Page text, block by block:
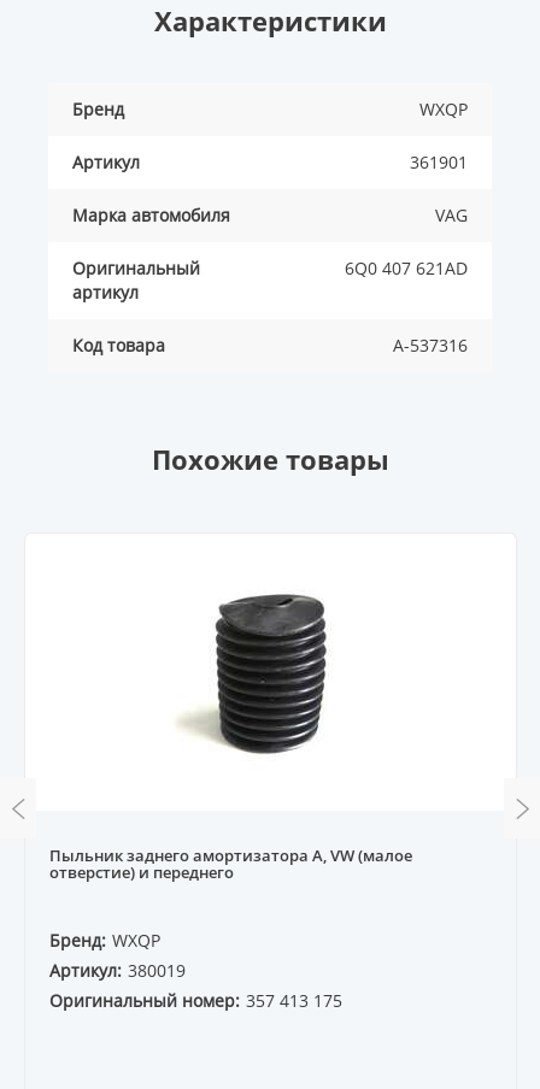
Характеристики
Бренд WXQP
Артикул 361901
Марка автомобиля VAG
Оригинальный
артикул
6Q0 407 621AD
Код товара A-537316
Похожие товары
Пыльник заднего амортизатора A, VW (малое
отверстие) и переднего
Бренд: WXQP
Артикул: 380019
Оригинальный номер: 357 413 175